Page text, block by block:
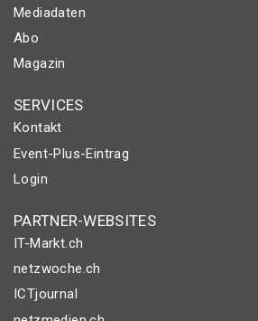
Mediadaten
Abo
Magazin
SERVICES
Kontakt
Event-Plus-Eintrag
Login
PARTNER-WEBSITES
IT-Markt.ch
netzwoche.ch
ICTjournal